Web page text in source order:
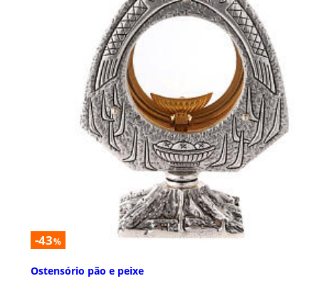
-43%
Ostensório pão e peixe